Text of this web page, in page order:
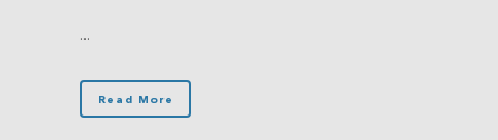
...
Read More